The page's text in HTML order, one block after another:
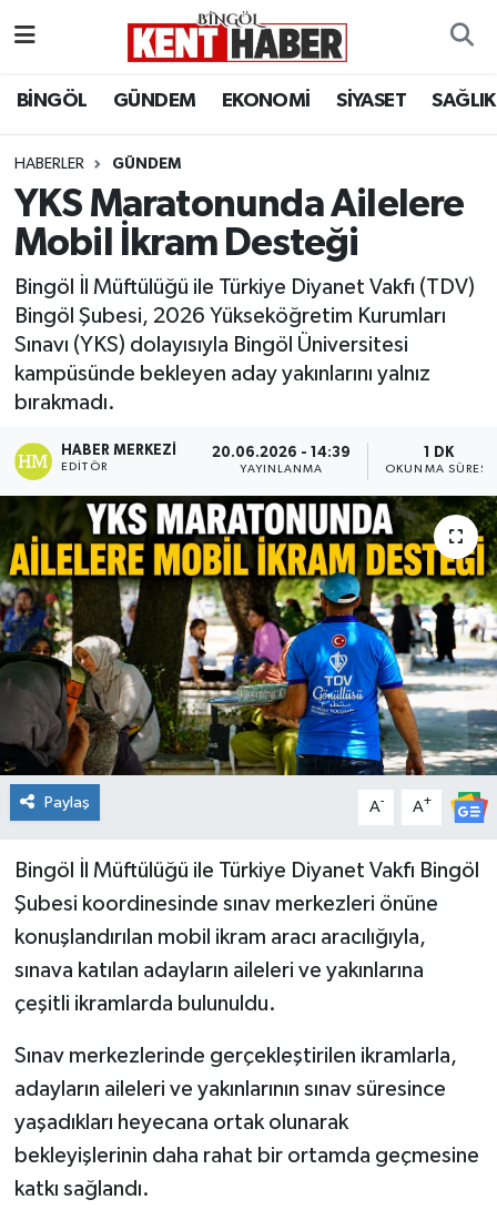
BİNGÖL GÜNDEM EKONOMİ SİYASET SAĞLIK
HABERLER GÜNDEM
YKS Maratonunda Ailelere
Mobil İkram Desteği
Bingöl İl Müftülüğü ile Türkiye Diyanet Vakfı (TDV)
Bingöl Şubesi, 2026 Yükseköğretim Kurumları
Sınavı (YKS) dolayısıyla Bingöl Üniversitesi
kampüsünde bekleyen aday yakınlarını yalnız
bırakmadı.
HABER MERKEZI
EDITÖR
20.06.2026 - 14:39
YAYINLANMA
1 DK
OKUNMA SÜRESI
Paylaş A- A+
Bingöl İl Müftülüğü ile Türkiye Diyanet Vakfı Bingöl
Şubesi koordinesinde sınav merkezleri önüne
konuşlandırılan mobil ikram aracı aracılığıyla,
sınava katılan adayların aileleri ve yakınlarına
çeşitli ikramlarda bulunuldu.
Sınav merkezlerinde gerçekleştirilen ikramlarla,
adayların aileleri ve yakınlarının sınav süresince
yaşadıkları heyecana ortak olunarak
bekleyişlerinin daha rahat bir ortamda geçmesine
katkı sağlandı.
BİLİM-TEKNOLOJİ
DÜNYA
EĞİTİM
EKONOMİ
GENÇ
KİĞI
MERKEZ
RESMİ İLANLAR
SAĞLIK
SİYASET
SOLHAN
SPOR
YAYLADERE
Bingöl Hava Durumu
Bingöl Namaz Vakitleri
Bingöl Trafik Yoğunluk Haritası
Süper Lig Puan Durumu ve Fikstür
Tüm Manşetler